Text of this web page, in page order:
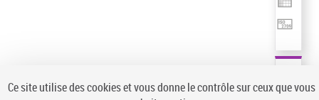
Ce site utilise des cookies et vous donne le contrôle sur ceux que vous